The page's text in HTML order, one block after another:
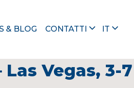
IT
& BLOG CONTATTI
Las Vegas, 3-